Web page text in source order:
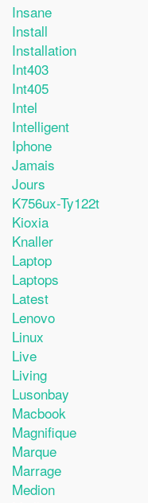
Insane
Install
Installation
Int403
Int405
Intel
Intelligent
Iphone
Jamais
Jours
K756ux-Ty122t
Kioxia
Knaller
Laptop
Laptops
Latest
Lenovo
Linux
Live
Living
Lusonbay
Macbook
Magnifique
Marque
Marrage
Medion